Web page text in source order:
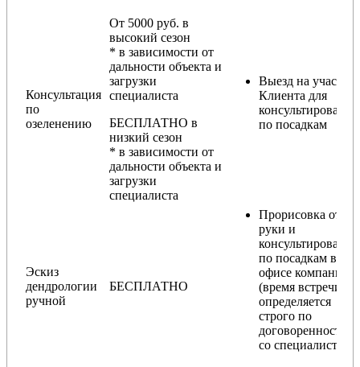
Консультация
по
озеленению
От 5000 руб. в
высокий сезон
* в зависимости от
дальности объекта и
загрузки
специалиста
БЕСПЛАТНО в
низкий сезон
* в зависимости от
дальности объекта и
загрузки
специалиста
Выезд на участок
Клиента для
консультирования
по посадкам
Эскиз
дендрологии
ручной
БЕСПЛАТНО
Прорисовка от
руки и
консультирование
по посадкам в
офисе компании
(время встречи
определяется
строго по
договоренности
со специалистом)